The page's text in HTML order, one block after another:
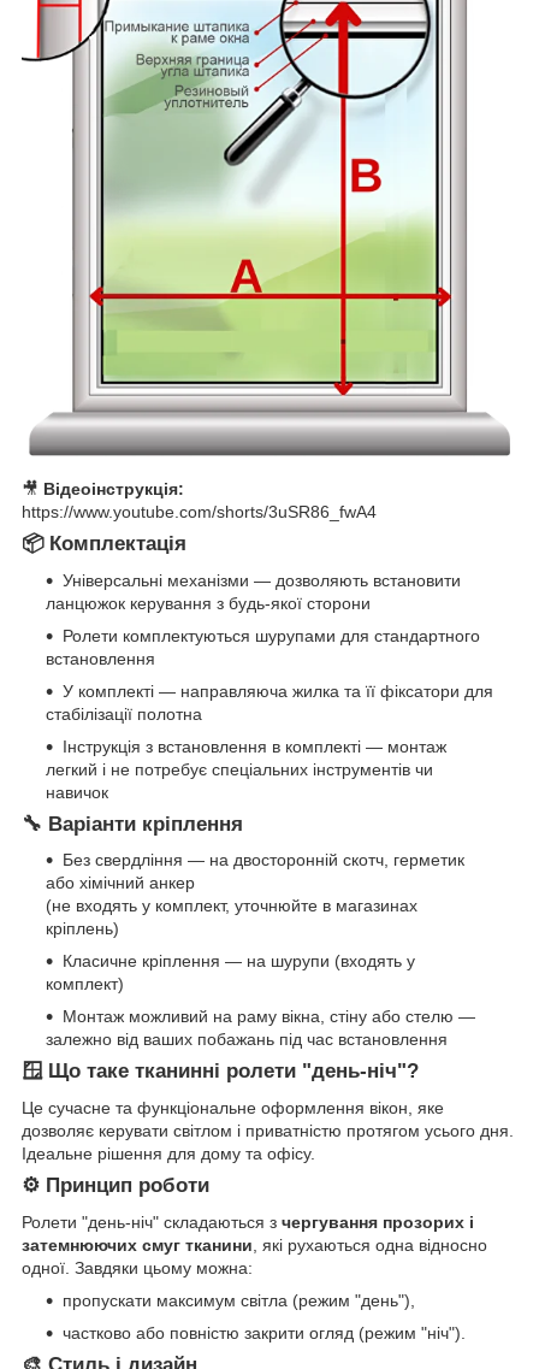
🎥 Відеоінструкція:
https://www.youtube.com/shorts/3uSR86_fwA4
📦 Комплектація
Універсальні механізми — дозволяють встановити
ланцюжок керування з будь-якої сторони
Ролети комплектуються шурупами для стандартного
встановлення
У комплекті — направляюча жилка та її фіксатори для
стабілізації полотна
Інструкція з встановлення в комплекті — монтаж
легкий і не потребує спеціальних інструментів чи
навичок
🔧 Варіанти кріплення
Без свердління — на двосторонній скотч, герметик
або хімічний анкер
(не входять у комплект, уточнюйте в магазинах
кріплень)
Класичне кріплення — на шурупи (входять у
комплект)
Монтаж можливий на раму вікна, стіну або стелю —
залежно від ваших побажань під час встановлення
🪟 Що таке тканинні ролети "день-ніч"?
Це сучасне та функціональне оформлення вікон, яке
дозволяє керувати світлом і приватністю протягом усього дня.
Ідеальне рішення для дому та офісу.
⚙️ Принцип роботи
Ролети "день-ніч" складаються з чергування прозорих і
затемнюючих смуг тканини , які рухаються одна відносно
одної. Завдяки цьому можна:
пропускати максимум світла (режим "день"),
частково або повністю закрити огляд (режим "ніч").